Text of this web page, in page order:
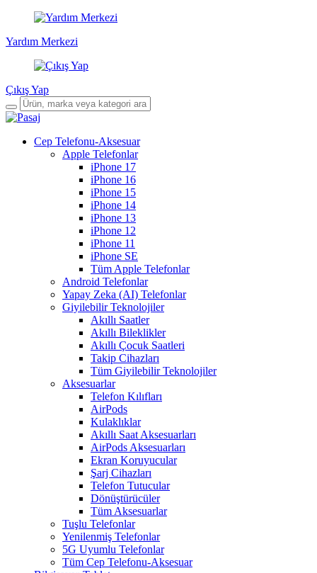
Yardım Merkezi
Çıkış Yap
Cep Telefonu-Aksesuar
Apple Telefonlar
iPhone 17
iPhone 16
iPhone 15
iPhone 14
iPhone 13
iPhone 12
iPhone 11
iPhone SE
Tüm Apple Telefonlar
Android Telefonlar
Yapay Zeka (AI) Telefonlar
Giyilebilir Teknolojiler
Akıllı Saatler
Akıllı Bileklikler
Akıllı Çocuk Saatleri
Takip Cihazları
Tüm Giyilebilir Teknolojiler
Aksesuarlar
Telefon Kılıfları
AirPods
Kulaklıklar
Akıllı Saat Aksesuarları
AirPods Aksesuarları
Ekran Koruyucular
Şarj Cihazları
Telefon Tutucular
Dönüştürücüler
Tüm Aksesuarlar
Tuşlu Telefonlar
Yenilenmiş Telefonlar
5G Uyumlu Telefonlar
Tüm Cep Telefonu-Aksesuar